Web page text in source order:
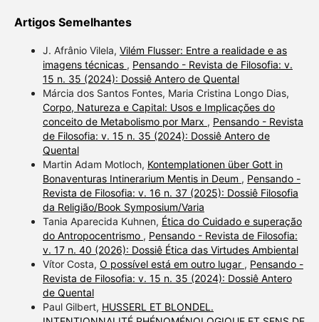
Artigos Semelhantes
J. Afrânio Vilela, Vilém Flusser: Entre a realidade e as
imagens técnicas , Pensando - Revista de Filosofia: v.
15 n. 35 (2024): Dossiê Antero de Quental
Márcia dos Santos Fontes, Maria Cristina Longo Dias,
Corpo, Natureza e Capital: Usos e Implicações do
conceito de Metabolismo por Marx , Pensando - Revista
de Filosofia: v. 15 n. 35 (2024): Dossiê Antero de
Quental
Martin Adam Motloch, Kontemplationen über Gott in
Bonaventuras Intinerarium Mentis in Deum , Pensando -
Revista de Filosofia: v. 16 n. 37 (2025): Dossiê Filosofia
da Religião/Book Symposium/Varia
Tania Aparecida Kuhnen, Ética do Cuidado e superação
do Antropocentrismo , Pensando - Revista de Filosofia:
v. 17 n. 40 (2026): Dossiê Ética das Virtudes Ambiental
Vítor Costa, O possível está em outro lugar , Pensando -
Revista de Filosofia: v. 15 n. 35 (2024): Dossiê Antero
de Quental
Paul Gilbert, HUSSERL ET BLONDEL.